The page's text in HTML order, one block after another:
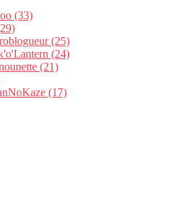
(33)
(25)
(24)
(21)
(17)